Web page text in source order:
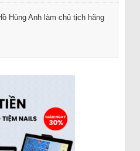
Hùng Anh làm chủ tịch hãng